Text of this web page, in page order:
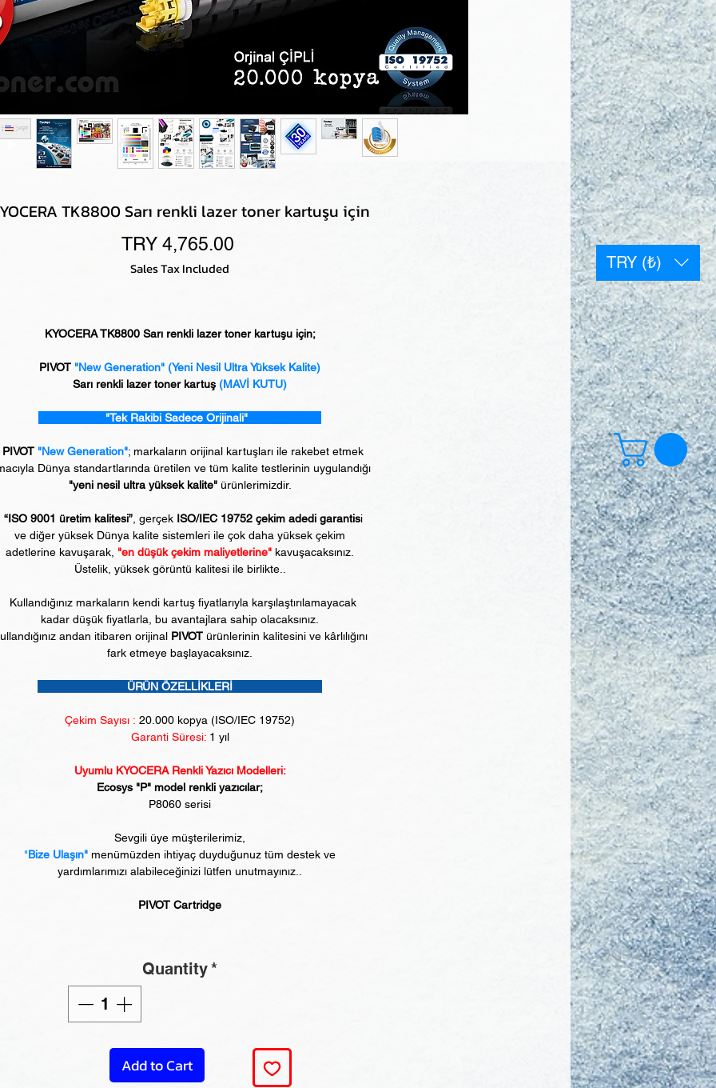
TRY (₺)
TK8800 Sarı renkli lazer toner kartuşu için
TRY 4,765.00
Sales Tax Included
KYOCERA TK8800 Sarı renkli lazer toner kartuşu için;
PIVOT "New Generation" (Yeni Nesil Ultra Yüksek Kalite)
Sarı renkli lazer toner kartuş (MAVİ KUTU)
"Tek Rakibi Sadece Orijinali"
PIVOT "New Generation"; markaların orijinal kartuşları ile rakebet etmek
Dünya standartlarında üretilen ve tüm kalite testlerinin uygulandığı
"yeni nesil ultra yüksek kalite"ürünlerimizdir.
“ISO 9001 üretim kalitesi”, gerçekISO/IEC 19752 çekim adedi garantisi
ve diğer yüksek Dünya kalite sistemleri ile çok daha yüksek çekim
adetlerine kavuşarak, "en düşük çekim maliyetlerine" kavuşacaksınız.
Üstelik, yüksek görüntü kalitesi ile birlikte..
Kullandığınız markaların kendi kartuş fiyatlarıyla karşılaştırılamayacak
kadar düşük fiyatlarla, bu avantajlara sahip olacaksınız.
andan itibaren orijinal PIVOTürünlerinin kalitesini ve kârlılığını
fark etmeye başlayacaksınız.
ÜRÜN ÖZELLİKLERİ
Çekim Sayısı : 20 .000 kopya (ISO/IEC 19752)
Garanti Süresi:1 yıl
Uyumlu KYOCERA Renkli Yazıcı Modelleri:
Ecosys "P" model renkli yazıcılar;
P8060 serisi
Sevgili üye müşterilerimiz,
"Bize Ulaşın" menümüzden ihtiyaç duyduğunuz tüm destek ve
yardımlarımızı alabileceğinizi lütfen unutmayınız..
PIVOT Cartridge
Quantity*
Add to Cart